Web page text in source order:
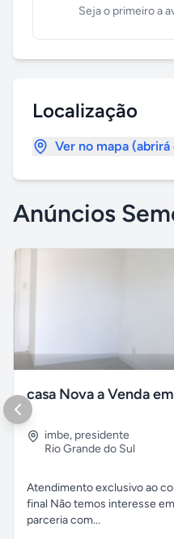
Seja o primeiro a
Localização
Ver no mapa
Anúncios
imbe, presidente
Rio Grande do Sul
Atendimento exclusivo ao
final Não temos interesse em
parceria com...